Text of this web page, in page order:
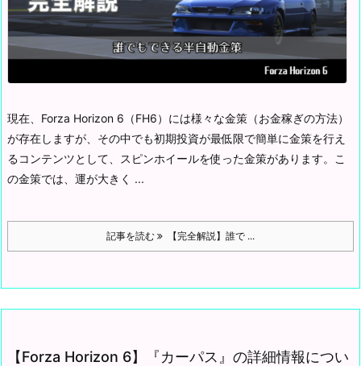
現在、Forza Horizon 6（FH6）には様々な金策（お金稼ぎの方法）
が存在しますが、その中でも初期投資が最低限で簡単に金策を行え
るコンテンツとして、スピンホイールを使った金策があります。
こ
の金策では、運が大きく ...
記事を読む 【完全解説】誰で ...
【Forza Horizon 6】『カーパス』の詳細情報につい